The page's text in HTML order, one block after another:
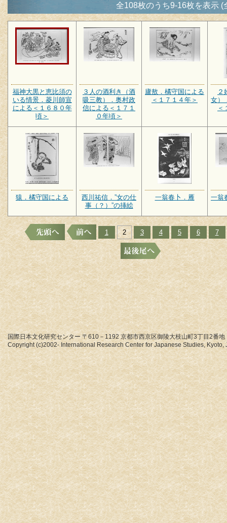
全108枚のうち9-16枚を表示 (
福神大黒と恵比須の
いる情景．菱川師宣
による＜１６８０年
頃＞
３人の酒利き（酒
吸三教）．奥村政
信による＜１７１
０年頃＞
廬敖．橘守国による
＜１７１４年＞
２
女）
＜
猿．橘守国による
西川祐信．”女の仕
事（？）”の挿絵
一翁春卜．雁 一翁
1 2 3 4 5 6 7
国際日本文化研究センター 〒610－1192 京都市西京区御陵大枝山町3丁目2番地
Copyright (c)2002- International Research Center for Japanese Studies, Kyoto,